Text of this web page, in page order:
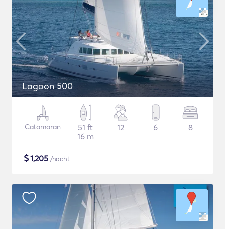
Lagoon 500
Catamaran
51 ft
16 m
12 6 8
$1,205 /nacht